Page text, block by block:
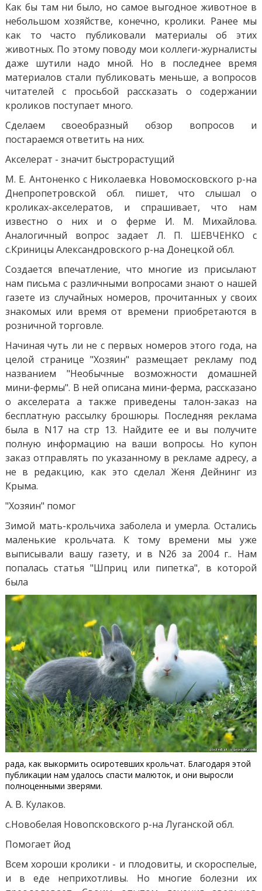
Как бы там ни было, но самое выгодное животное в
небольшом хозяйстве, конечно, кролики. Ранее мы
как то часто публиковали материалы об этих
животных. По этому поводу мои коллеги-журналисты
даже шутили надо мной. Но в последнее время
материалов стали публиковать меньше, а вопросов
читателей с просьбой рассказать о содержании
кроликов поступает много.
Сделаем своеобразный обзор вопросов и
постараемся ответить на них.
Акселерат - значит быстрорастущий
М. Е. Антоненко с Николаевка Новомосковского р-на
Днепропетровской обл. пишет, что слышал о
кроликах-акселератов, и спрашивает, что нам
известно о них и о ферме И. М. Михайлова.
Аналогичный вопрос задает Л. П. ШЕВЧЕНКО с
с.Криницы Александровского р-на Донецкой обл.
Создается впечатление, что многие из присылают
нам письма с различными вопросами знают о нашей
газете из случайных номеров, прочитанных у своих
знакомых или время от времени приобретаются в
розничной торговле.
Начиная чуть ли не с первых номеров этого года, на
целой странице "Хозяин" размещает рекламу под
названием "Необычные возможности домашней
мини-фермы". В ней описана мини-ферма, рассказано
о акселерата а также приведены талон-заказ на
бесплатную рассылку брошюры. Последняя реклама
была в N17 на стр 13. Найдите ее и вы получите
полную информацию на ваши вопросы. Но купон
заказ отправлять по указанному в рекламе адресу, а
не в редакцию, как это сделал Женя Дейнинг из
Крыма.
"Хозяин" помог
Зимой мать-крольчиха заболела и умерла. Остались
маленькие крольчата. К тому времени мы уже
выписывали вашу газету, и в N26 за 2004 г.. Нам
попалась статья "Шприц или пипетка", в которой
была
рада, как выкормить осиротевших крольчат. Благодаря этой
публикации нам удалось спасти малюток, и они выросли
полноценными зверями.
А. В. Кулаков.
с.Новобелая Новопсковского р-на Луганской обл.
Помогает йод
Всем хороши кролики - и плодовиты, и скороспелые,
и в еде неприхотливы. Но многие болезни их